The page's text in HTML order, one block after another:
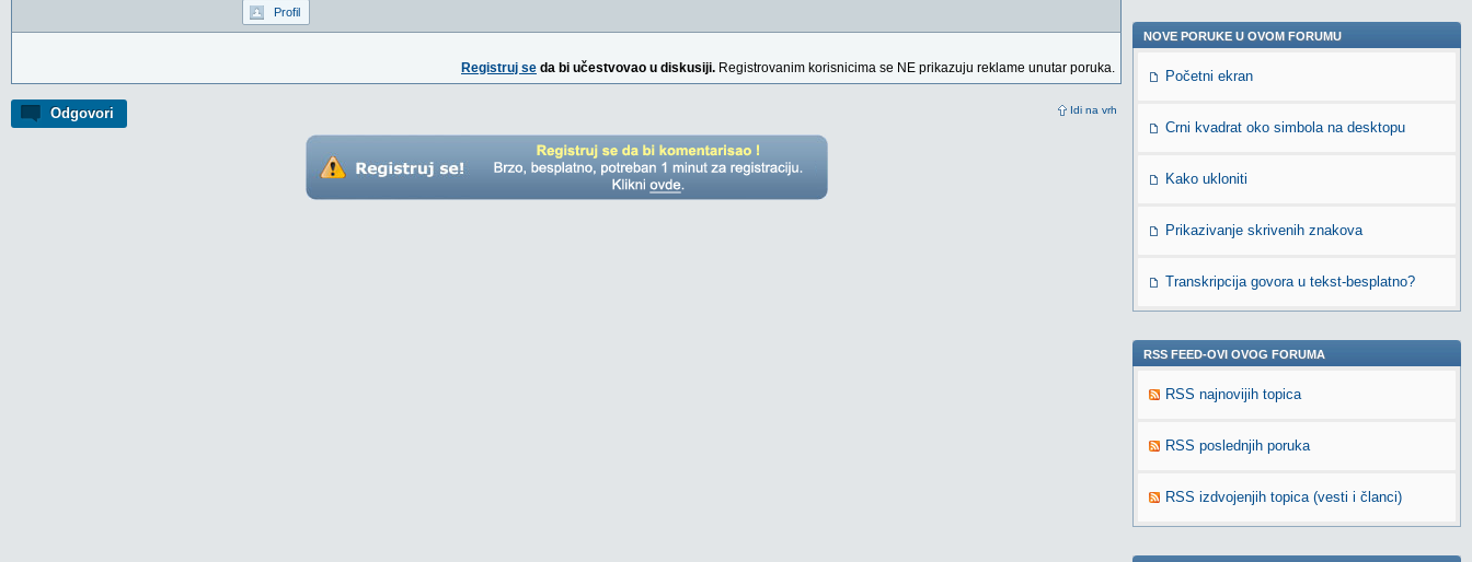
Odgovori Idi na vrh
Profil
Registruj se da bi učestvovao u diskusiji. Registrovanim korisnicima se NE prikazuju reklame unutar poruka.
NOVE PORUKE U OVOM FORUMU
Početni ekran
Crni kvadrat oko simbola na desktopu
Kako ukloniti
Prikazivanje skrivenih znakova
Transkripcija govora u tekst-besplatno?
RSS FEED-OVI OVOG FORUMA
RSS najnovijih topica
RSS poslednjih poruka
RSS izdvojenjih topica (vesti i članci)